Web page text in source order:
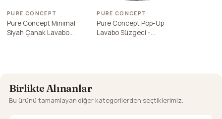
PURE CONCEPT
Pure Concept Minimal
Siyah Çanak Lavabo
PURE CONCEPT
Pure Concept Pop-Up
Lavabo Süzgeci -
Birlikte Alınanlar
Bu ürünü tamamlayan diğer kategorilerden seçtiklerimiz.